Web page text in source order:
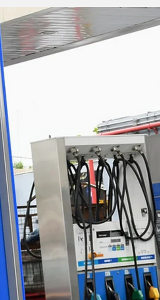
que le genera la política tarifaria que
el Gobierno. Los volúmenes de venta de...